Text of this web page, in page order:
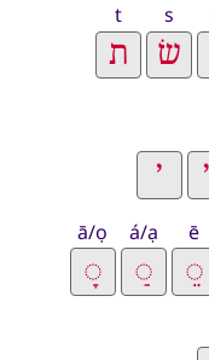
s
t
ā/ọ á/ạ ē